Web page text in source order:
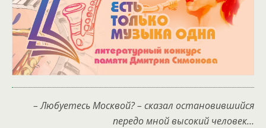
– Любуетесь Москвой? – сказал остановившийся
передо мной высокий человек…